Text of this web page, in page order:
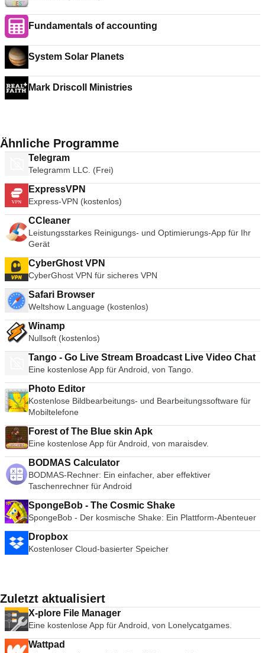
Fundamentals of accounting
System Solar Planets
Mark Driscoll Ministries
Ähnliche Programme
Telegram
Telegramm LLC. (Frei)
ExpressVPN
Express-VPN (kostenlos)
CCleaner
Leistungsstarkes Reinigungs- und Optimierungs-App für Ihr
Gerät
CyberGhost VPN
CyberGhost VPN für sicheres VPN
Safari Browser
Weltshow Language (kostenlos)
Winamp
Nullsoft (kostenlos)
Tango - Go Live Stream Broadcast Live Video Chat
Eine kostenlose App für Android, von Tango.
Photo Editor
Kostenlose Bildbearbeitungs- und Bearbeitungssoftware für
Mobiltelefone
Forest of The Blue skin Apk
Eine kostenlose App für Android, von maraisdev.
BODMAS Calculator
BODMAS-Rechner: Ein einfacher, aber effektiver
Taschenrechner für Android
SpongeBob - The Cosmic Shake
SpongeBob - Der kosmische Shake: Ein Plattform-Abenteuer
Dropbox
Kostenloser Cloud-basierter Speicher
Zuletzt aktualisiert
X-plore File Manager
Eine kostenlose App für Android, von Lonelycatgames.
Wattpad